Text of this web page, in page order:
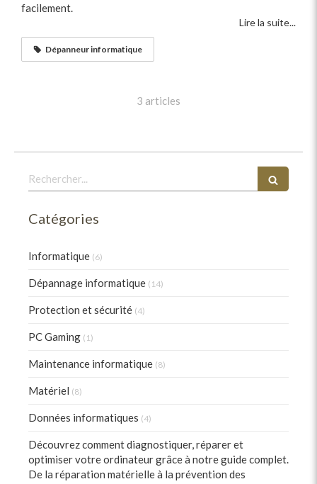
facilement.
Lire la suite...
Dépanneur informatique
3 articles
Rechercher
Catégories
Informatique (6)
Dépannage informatique (14)
Protection et sécurité (4)
PC Gaming (1)
Maintenance informatique (8)
Matériel (8)
Données informatiques (4)
Découvrez comment diagnostiquer, réparer et
optimiser votre ordinateur grâce à notre guide complet.
De la réparation matérielle à la prévention des